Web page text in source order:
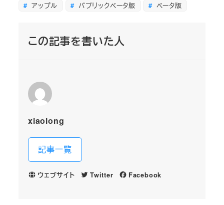
アップル
パブリックベータ版 ベータ版
この記事を書いた人
xiaolong
記事一覧
ウェブサイト Twitter Facebook